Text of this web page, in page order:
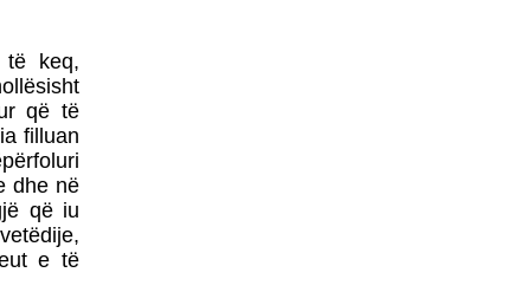
keq,
që të
filluan
dhe në
që iu
e të